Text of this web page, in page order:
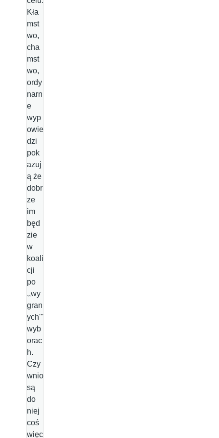
Kła
mst
wo,
cha
mst
wo,
ordy
narn
e
wyp
owie
dzi
pok
azuj
ą że
dobr
ze
im
będ
zie
w
koali
cji
po
,,wy
gran
ych'''
wyb
orac
h.
Czy
wnio
są
do
niej
coś
więc